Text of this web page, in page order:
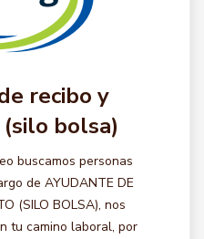
recibo y
bolsa)
buscamos personas
de AYUDANTE DE
(SILO BOLSA), nos
tu camino laboral, por